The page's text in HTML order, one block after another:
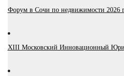
Форум в Сочи по недвижимости 2026
XIII Московский Инновационный